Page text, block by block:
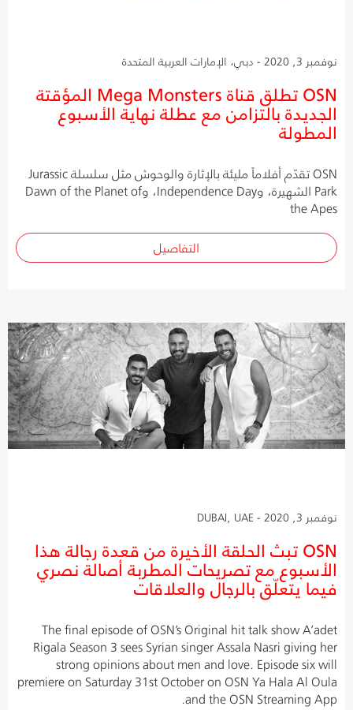
نوفمبر 3, 2020 - دبي، الإمارات العربية المتحدة
OSN تطلق قناة Mega Monsters المؤقتة
الجديدة بالتزامن مع عطلة نهاية الأسبوع
المطولة
OSN تقدّم أفلاماً مليئة بالإثارة والوحوش مثل سلسلة Jurassic
Park الشهيرة، وIndependence Day، وDawn of the Planet of
the Apes
التفاصيل
نوفمبر 3, 2020 - DUBAI, UAE
OSN تبث الحلقة الأخيرة من قعدة رجالة هذا
الأسبوع مع تصريحات المطربة أصالة نصري
فيما يتعلّق بالرجال والعلاقات
The final episode of OSN’s Original hit talk show A’adet
Rigala Season 3 sees Syrian singer Assala Nasri giving her
strong opinions about men and love. Episode six will
premiere on Saturday 31st October on OSN Ya Hala Al Oula
and the OSN Streaming App.